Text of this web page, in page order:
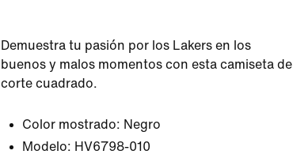
Demuestra tu pasión por los Lakers en los
buenos y malos momentos con esta camiseta de
corte cuadrado.
Color mostrado: Negro
Modelo: HV6798-010